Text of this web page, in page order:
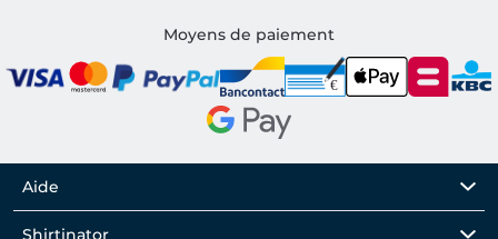
Moyens de paiement
Aide
Shirtinator